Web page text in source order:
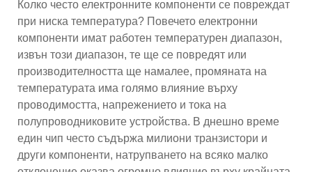
Колко често електронните компоненти се повреждат
при ниска температура? Повечето електронни
компоненти имат работен температурен диапазон,
извън този диапазон, те ще се повредят или
производителността ще намалее, промяната на
температурата има голямо влияние върху
проводимостта, напрежението и тока на
полупроводниковите устройства. В днешно време
един чип често съдържа милиони транзистори и
други компоненти, натрупването на всяко малко